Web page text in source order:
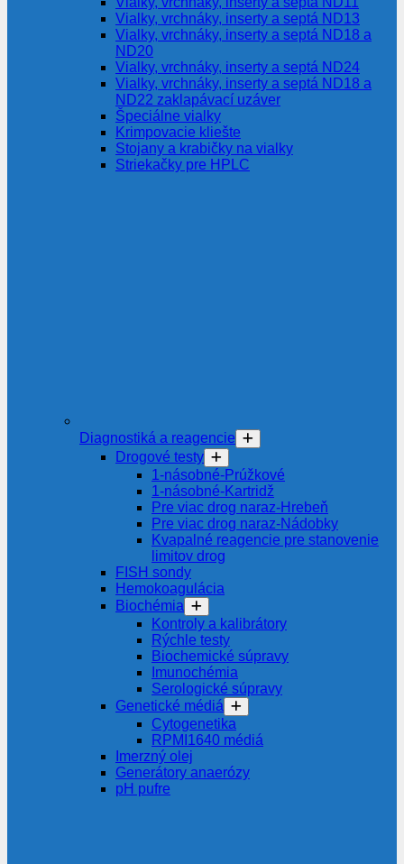
Vialky, vrchnáky, inserty a septá ND13
Vialky, vrchnáky, inserty a septá ND18 a
ND20
Vialky, vrchnáky, inserty a septá ND24
Vialky, vrchnáky, inserty a septá ND18 a
ND22 zaklapávací uzáver
Špeciálne vialky
Krimpovacie kliešte
Stojany a krabičky na vialky
Striekačky pre HPLC
Diagnostiká a reagencie
Drogové testy
1-násobné-Prúžkové
1-násobné-Kartridž
Pre viac drog naraz-Hrebeň
Pre viac drog naraz-Nádobky
Kvapalné reagencie pre stanovenie
limitov drog
FISH sondy
Hemokoagulácia
Biochémia
Kontroly a kalibrátory
Rýchle testy
Biochemické súpravy
Imunochémia
Serologické súpravy
Genetické médiá
Cytogenetika
RPMI1640 médiá
Imerzný olej
Generátory anaerózy
pH pufre